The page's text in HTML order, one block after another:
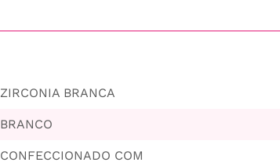
ZIRCONIA BRANCA
BRANCO
CONFECCIONADO COM